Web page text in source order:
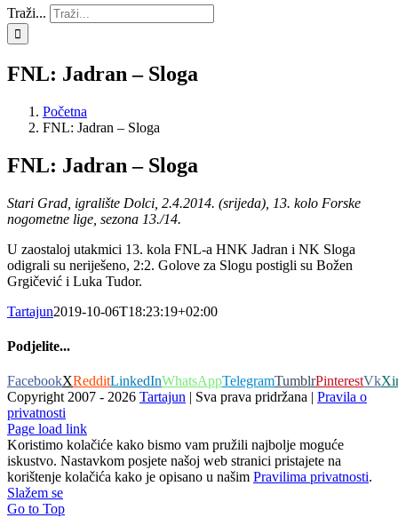
Traži...
FNL: Jadran – Sloga
Početna
FNL: Jadran – Sloga
FNL: Jadran – Sloga
Stari Grad, igralište Dolci, 2.4.2014. (srijeda), 13. kolo Forske
nogometne lige, sezona 13./14.
U zaostaloj utakmici 13. kola FNL-a HNK Jadran i NK Sloga
odigrali su neriješeno, 2:2. Golove za Slogu postigli su Božen
Grgičević i Luka Tudor.
Tartajun2019-10-06T18:23:19+02:00
Podjelite...
FacebookXRedditLinkedInWhatsAppTelegramTumblrPinterestVk
Copyright 2007 - 2026 Tartajun | Sva prava pridržana | Pravila o
privatnosti
Page load link
Koristimo kolačiće kako bismo vam pružili najbolje moguće
iskustvo. Nastavkom posjete našoj web stranici pristajete na
korištenje kolačića kako je opisano u našim Pravilima privatnosti.
Slažem se
Go to Top